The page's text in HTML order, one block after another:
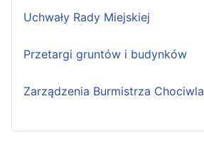
Uchwały Rady Miejskiej
Przetargi gruntów i budynków
Zarządzenia Burmistrza Chociwla